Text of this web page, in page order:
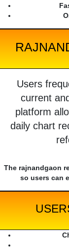
Users
current
platform
daily chart
The rajnandgaon
so users can